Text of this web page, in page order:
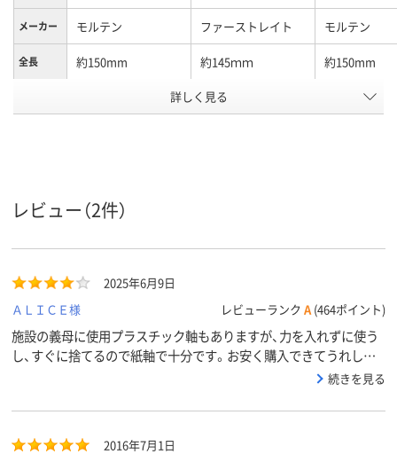
メーカー モルテン ファーストレイト モルテン
全長 約150mm 約145ｍｍ 約150mm
プラスチック軸
詳しく見る
レビュー（2件）
2025年6月9日
ＡＬＩＣＥ様
レビューランク A (464ポイント)
施設の義母に使用プラスチック軸もありますが、力を入れずに使う
し、すぐに捨てるので紙軸で十分です。お安く購入できてうれしい
続きを見る
2016年7月1日